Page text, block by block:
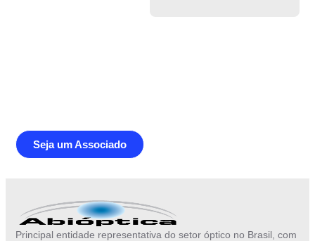
Seja um Associado
Principal entidade representativa do setor óptico no Brasil, com